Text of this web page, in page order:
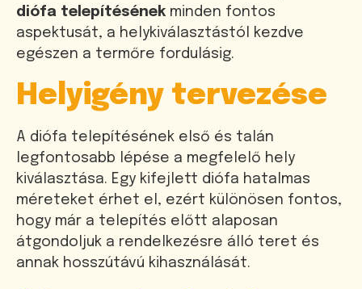
diófa telepítésének minden fontos
aspektusát, a helykiválasztástól kezdve
egészen a termőre fordulásig.
Helyigény tervezése
A diófa telepítésének első és talán
legfontosabb lépése a megfelelő hely
kiválasztása. Egy kifejlett diófa hatalmas
méreteket érhet el, ezért különösen fontos,
hogy már a telepítés előtt alaposan
átgondoljuk a rendelkezésre álló teret és
annak hosszútávú kihasználását.